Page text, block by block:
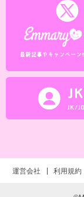
運営会社 利用規約